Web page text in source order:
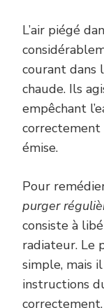
L’air piégé
courant dans
chaude. Ils
empêchant
correctement
émise.
Pour
purger
consiste à
radiateur. Le
simple, mais
instructions